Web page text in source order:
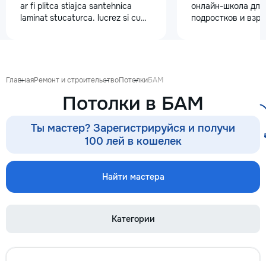
ar fi plitca stiajca santehnica
laminat stucaturca. lucrez si cu
онлайн-школа для
подростков и
преподаватели
английскому
языку,
другим
проходит онлайн
интерактивной
использованием
каждого ученика.
ГлавнаяРемонт и строительствоПотолкиБАМ
Потолки в БАМ
Ты мастер? Зарегистрируйся и получи
100 лей в кошелек
Найти мастера
Категории